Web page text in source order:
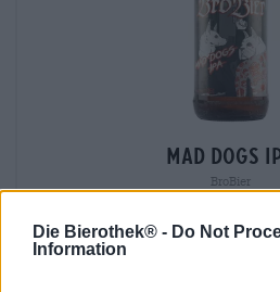
Die Bierothek® - Do Not
Information
mad dogs
BroBier
€ 6,59
MEHRWEG